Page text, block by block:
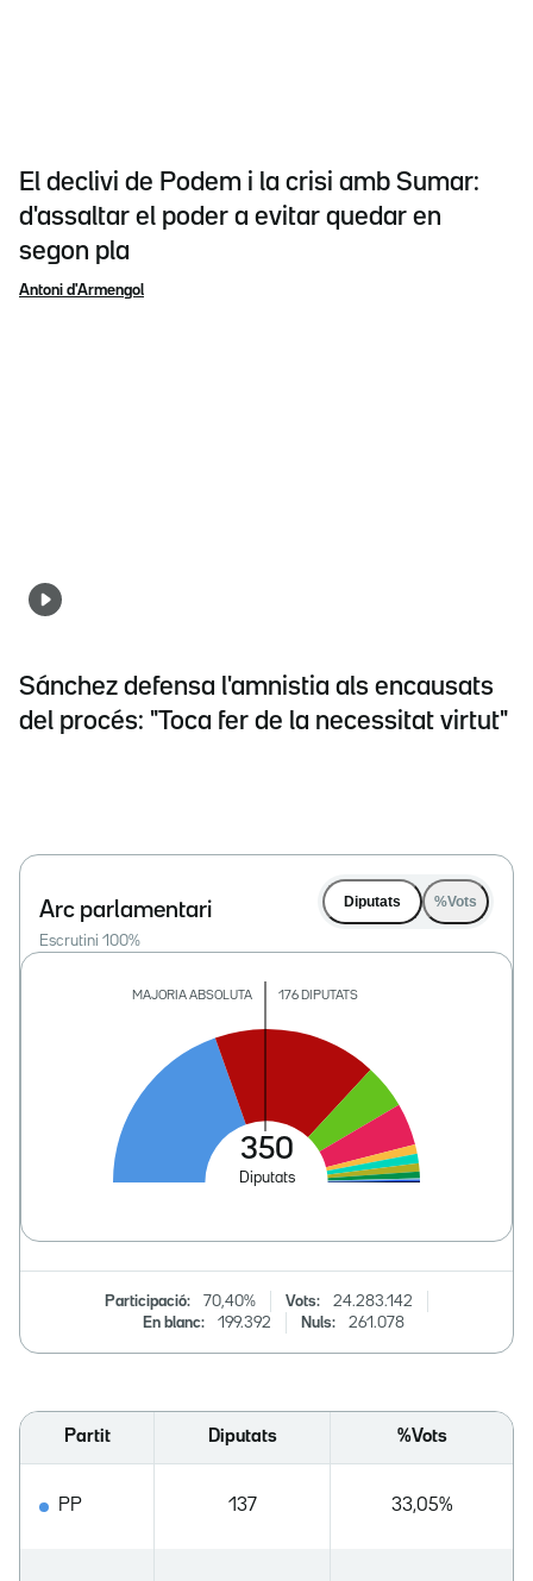
El declivi de Podem i la crisi amb Sumar:
d'assaltar el poder a evitar quedar en
segon pla
Antoni d'Armengol
Sánchez defensa l'amnistia als encausats
del procés: "Toca fer de la necessitat virtut"
Arc parlamentari
Escrutini 100%
Diputats %Vots
Participació: 70,40% Vots:
24.283.142
En blanc:
199.392 Nuls: 261.078
Partit Diputats %Vots
PP 137 33,05%